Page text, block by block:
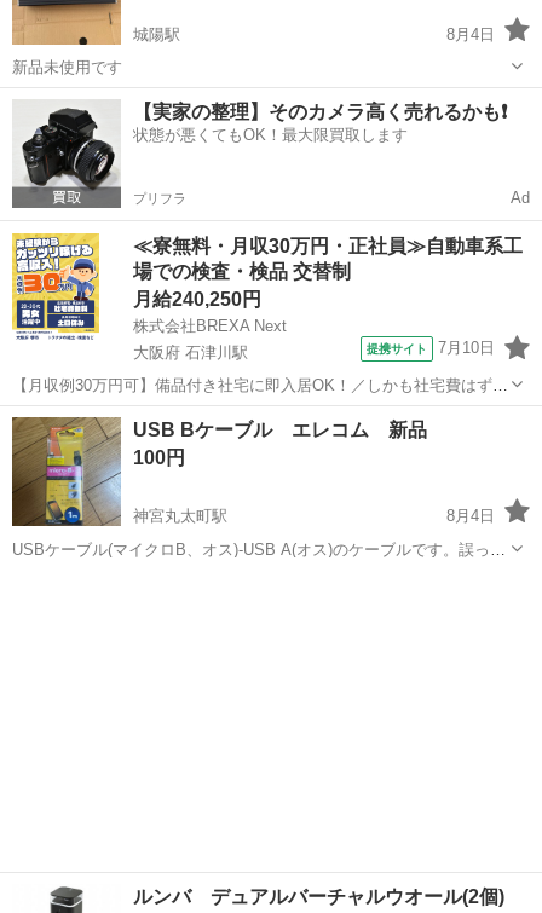
城陽駅
8月4日
新品未使用です
京都 城陽市 城陽駅 その他 新品
【実家の整理】そのカメラ高く売れるかも❗️
状態が悪くてもOK！最大限買取します
プリフラ Ad
≪寮無料・月収30万円・正社員≫自動車系工
場での検査・検品 交替制
月給240,250円
株式会社BREXA Next
大阪府 石津川駅
提携サイト 7月10日
【月収例30万円可】備品付き社宅に即入居OK！／しかも社宅費はずっ
と無料♪／トラクタ本体の製造／資格経験不問★異業種からの転職活躍
中！／赴任旅費会社負担／工場まで無料送迎あり◎《大阪府堺市》 人
気の工場のお仕事 ◇トラクタ...
大阪 堺市 石津川駅 その他
USB Bケーブル エレコム 新品
100円
神宮丸太町駅
8月4日
USBケーブル(マイクロB、オス)-USB A(オス)のケーブルです。誤って
ルンバ デュアルバーチャルウオール(2個)